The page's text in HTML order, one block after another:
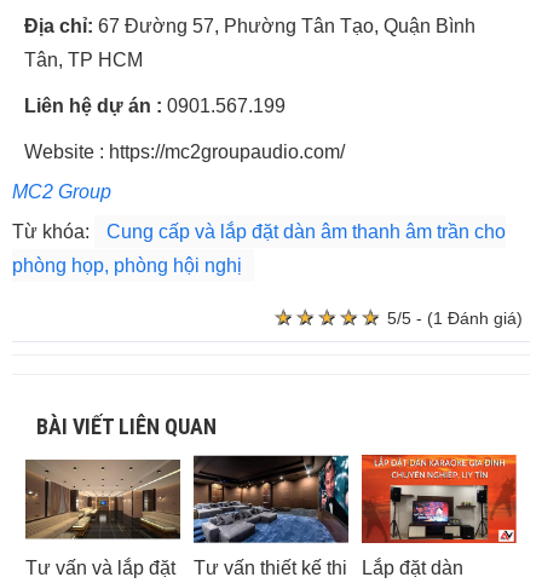
Địa chỉ: 67 Đường 57, Phường Tân Tạo, Quận Bình
Tân, TP HCM
Liên hệ dự án : 0901.567.199
Website : https://mc2groupaudio.com/
MC2 Group
Từ khóa:
Cung cấp và lắp đặt dàn âm thanh âm trần cho
phòng họp, phòng hội nghị
★ ★ ★ ★ ★
★ ★ ★ ★ ★ 5/5 - (1 Đánh giá)
BÀI VIẾT LIÊN QUAN
Tư vấn và lắp đặt
Tư vấn thiết kế thi
Lắp đặt dàn